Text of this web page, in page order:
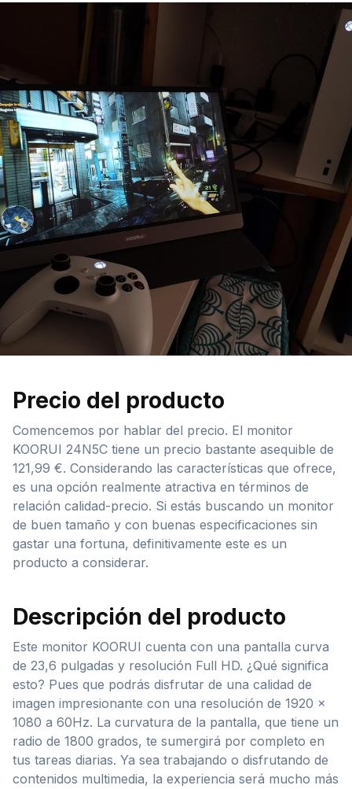
Precio del producto
Comencemos por hablar del precio. El monitor
KOORUI 24N5C tiene un precio bastante asequible de
121,99 €. Considerando las características que ofrece,
es una opción realmente atractiva en términos de
relación calidad-precio. Si estás buscando un monitor
de buen tamaño y con buenas especificaciones sin
gastar una fortuna, definitivamente este es un
producto a considerar.
Descripción del producto
Este monitor KOORUI cuenta con una pantalla curva
de 23,6 pulgadas y resolución Full HD. ¿Qué significa
esto? Pues que podrás disfrutar de una calidad de
imagen impresionante con una resolución de 1920 x
1080 a 60Hz. La curvatura de la pantalla, que tiene un
radio de 1800 grados, te sumergirá por completo en
tus tareas diarias. Ya sea trabajando o disfrutando de
contenidos multimedia, la experiencia será mucho más